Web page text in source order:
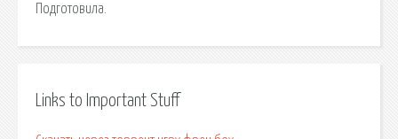
Подготовила.
Links to Important Stuff